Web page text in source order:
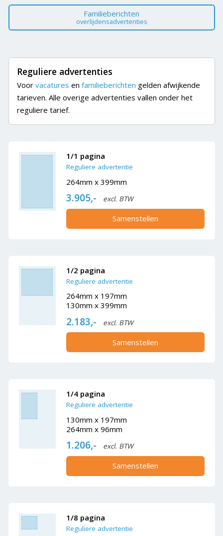
Familieberichten
overlijdensadvertenties
Reguliere advertenties
Voor vacatures en familieberichten gelden afwijkende
tarieven. Alle overige advertenties vallen onder het
reguliere tarief.
1/1 pagina
Reguliere advertentie
264mm x 399mm
3.905,- excl. BTW
Samenstellen
1/2 pagina
Reguliere advertentie
264mm x 197mm
130mm x 399mm
2.183,- excl. BTW
Samenstellen
1/4 pagina
Reguliere advertentie
130mm x 197mm
264mm x 96mm
1.206,- excl. BTW
Samenstellen
1/8 pagina
Reguliere advertentie